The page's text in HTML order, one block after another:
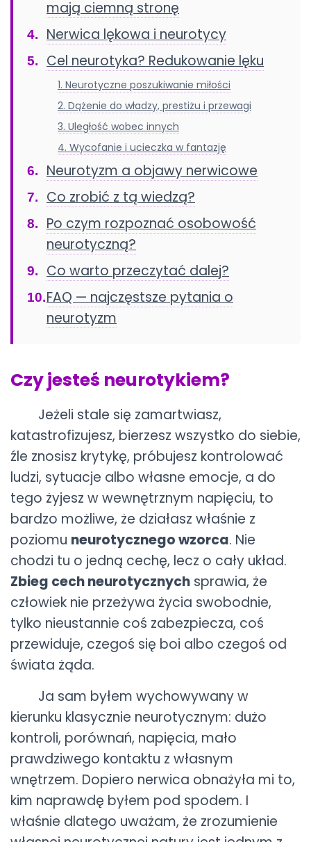
mają ciemną stronę
Nerwica lękowa i neurotycy
Cel neurotyka? Redukowanie lęku
1. Neurotyczne poszukiwanie miłości
2. Dążenie do władzy, prestiżu i przewagi
3. Uległość wobec innych
4. Wycofanie i ucieczka w fantazję
Neurotyzm a objawy nerwicowe
Co zrobić z tą wiedzą?
Po czym rozpoznać osobowość
neurotyczną?
Co warto przeczytać dalej?
FAQ — najczęstsze pytania o
neurotyzm
Czy jesteś neurotykiem?
Jeżeli stale się zamartwiasz,
katastrofizujesz, bierzesz wszystko do siebie,
źle znosisz krytykę, próbujesz kontrolować
ludzi, sytuacje albo własne emocje, a do
tego żyjesz w wewnętrznym napięciu, to
bardzo możliwe, że działasz właśnie z
poziomu neurotycznego wzorca. Nie
chodzi tu o jedną cechę, lecz o cały układ.
Zbieg cech neurotycznych sprawia, że
człowiek nie przeżywa życia swobodnie,
tylko nieustannie coś zabezpiecza, coś
przewiduje, czegoś się boi albo czegoś od
świata żąda.
Ja sam byłem wychowywany w
kierunku klasycznie neurotycznym: dużo
kontroli, porównań, napięcia, mało
prawdziwego kontaktu z własnym
wnętrzem. Dopiero nerwica obnażyła mi to,
kim naprawdę byłem pod spodem. I
właśnie dlatego uważam, że zrozumienie